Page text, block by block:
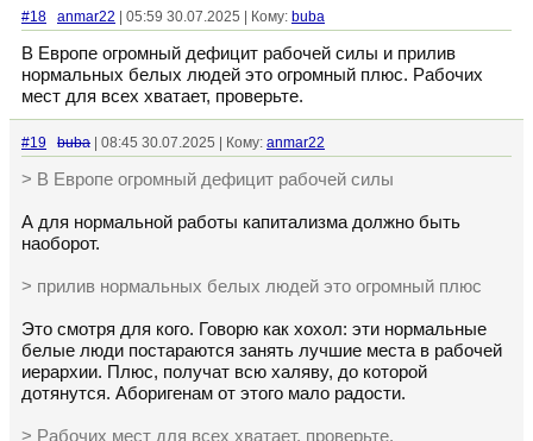
#18 anmar22 | 05:59 30.07.2025 | Кому: buba
В Европе огромный дефицит рабочей силы и прилив
нормальных белых людей это огромный плюс. Рабочих
мест для всех хватает, проверьте.
#19 buba | 08:45 30.07.2025 | Кому: anmar22
> В Европе огромный дефицит рабочей силы
А для нормальной работы капитализма должно быть
наоборот.
> прилив нормальных белых людей это огромный плюс
Это смотря для кого. Говорю как хохол: эти нормальные
белые люди постараются занять лучшие места в рабочей
иерархии. Плюс, получат всю халяву, до которой
дотянутся. Аборигенам от этого мало радости.
> Рабочих мест для всех хватает, проверьте.